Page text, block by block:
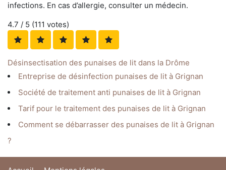
infections. En cas d’allergie, consulter un médecin.
4.7 / 5 (111 votes)
Désinsectisation des punaises de lit dans la Drôme
Entreprise de désinfection punaises de lit à Grignan
Société de traitement anti punaises de lit à Grignan
Tarif pour le traitement des punaises de lit à Grignan
Comment se débarrasser des punaises de lit à Grignan
?